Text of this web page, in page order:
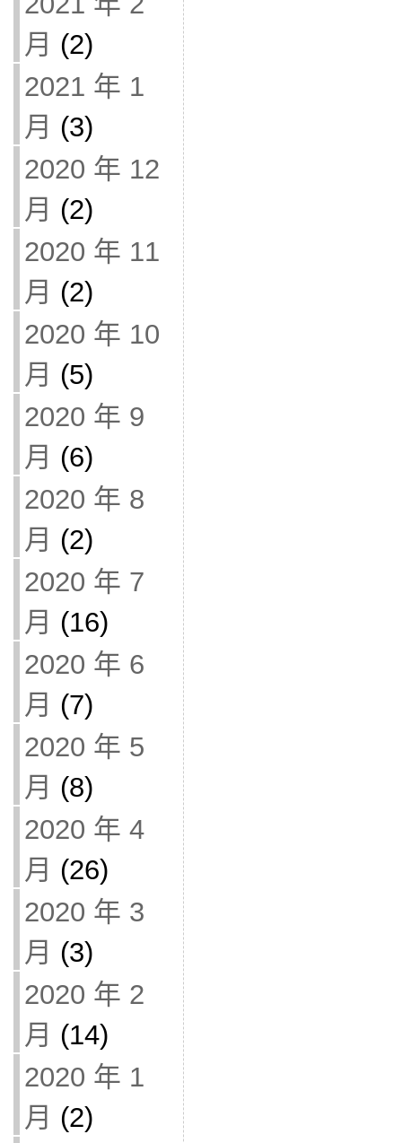
月 (2)
2021 年 1
月 (3)
2020 年 12
月 (2)
2020 年 11
月 (2)
2020 年 10
月 (5)
2020 年 9
月 (6)
2020 年 8
月 (2)
2020 年 7
月 (16)
2020 年 6
月 (7)
2020 年 5
月 (8)
2020 年 4
月 (26)
2020 年 3
月 (3)
2020 年 2
月 (14)
2020 年 1
月 (2)